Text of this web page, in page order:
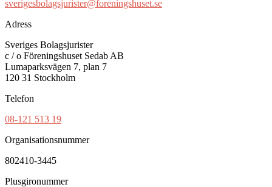
sverigesbolagsjurister@foreningshuset.se
Adress
Sveriges Bolagsjurister
c / o Föreningshuset Sedab AB
Lumaparksvägen 7, plan 7
120 31 Stockholm
Telefon
08-121 513 19
Organisationsnummer
802410-3445
Plusgironummer